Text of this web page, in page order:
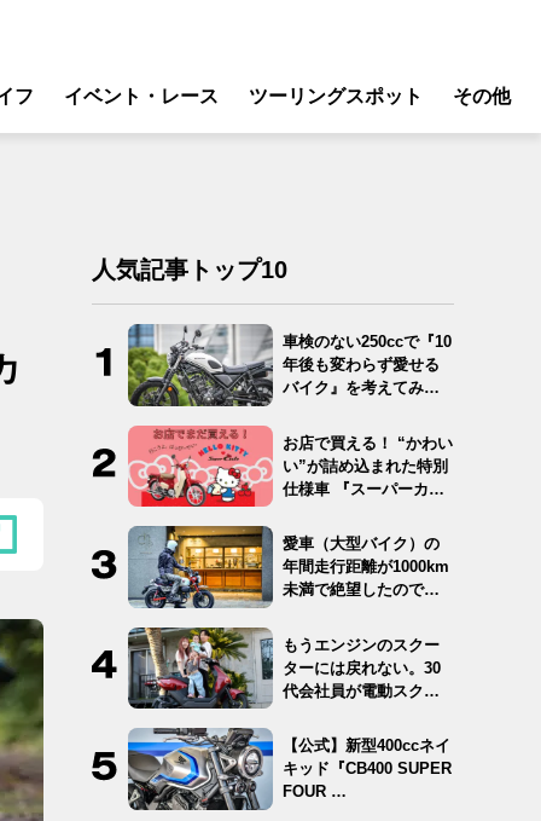
フ
ク
イベント・レース ツーリングスポット その他
人気記事トップ10
車検のない250ccで『10
年後も変わらず愛せる
バイク』を考えてみ
お店で買える！ “かわい
い”が詰め込まれた特別
仕様車 『スーパーカ
愛車（大型バイク）の
年間走行距離が1000km
未満で絶望したので
もうエンジンのスクー
ターには戻れない。30
代会社員が電動スクー
【公式】新型400ccネイ
キッド『CB400 SUPER
FOUR …